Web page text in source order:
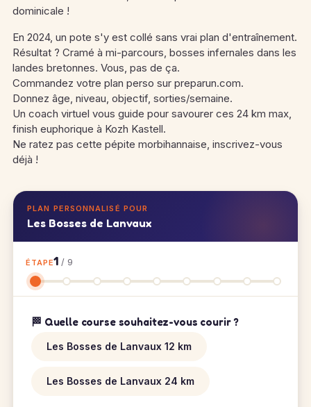
dominicale !
En 2024, un pote s'y est collé sans vrai plan d'entraînement.
Résultat ? Cramé à mi-parcours, bosses infernales dans les
landes bretonnes. Vous, pas de ça.
Commandez votre plan perso sur preparun.com.
Donnez âge, niveau, objectif, sorties/semaine.
Un coach virtuel vous guide pour savourer ces 24 km max,
finish euphorique à Kozh Kastell.
Ne ratez pas cette pépite morbihannaise, inscrivez-vous
déjà !
PLAN PERSONNALISÉ POUR
Les Bosses de Lanvaux
ÉTAPE1 / 9
🏁 Quelle course souhaitez-vous courir ?
Les Bosses de Lanvaux 12 km
Les Bosses de Lanvaux 24 km